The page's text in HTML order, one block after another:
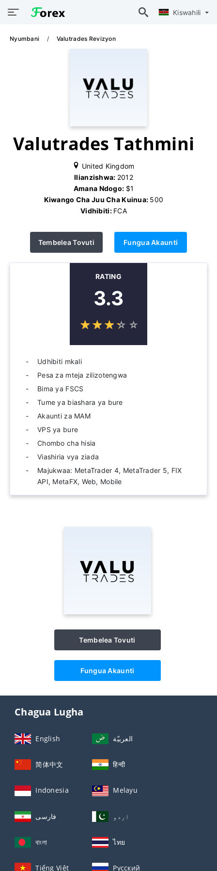
Kiswahili
Nyumbani Valutrades Revizyon
Valutrades Tathmini
United Kingdom
Ilianzishwa: 2012
Amana Ndogo: $1
Kiwango Cha Juu Cha Kuinua: 500
Vidhibiti: FCA
Tembelea Tovuti Fungua Akaunti
RATING
3.3
☆☆☆☆ ☆
★★★★ ★
Udhibiti mkali
Pesa za mteja zilizotengwa
Bima ya FSCS
Tume ya biashara ya bure
Akaunti za MAM
VPS ya bure
Chombo cha hisia
Viashiria vya ziada
Majukwaa: MetaTrader 4, MetaTrader 5, FIX
API, MetaFX, Web, Mobile
Tembelea Tovuti
Fungua Akaunti
Chagua Lugha
English العربيّة
简体中文 हिन्दी
Indonesia Melayu
فارسی اردو
বাংলা ไทย
Tiếng Việt Русский